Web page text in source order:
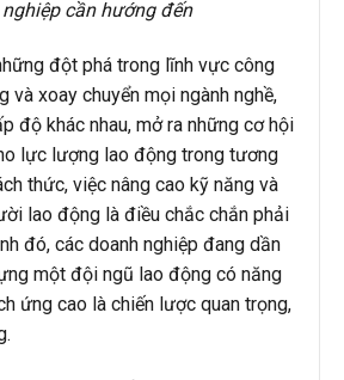
cần hướng đến
đột phá trong lĩnh vực công
và xoay chuyển mọi ngành nghề,
độ khác nhau, mở ra những cơ hội
lực lượng lao động trong tương
thức, việc nâng cao kỹ năng và
lao động là điều chắc chắn phải
đó, các doanh nghiệp đang dần
một đội ngũ lao động có năng
ứng cao là chiến lược quan trọng,